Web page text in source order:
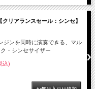
リアランスセール：シンセ】
ジンを同時に演奏できる、マル
・シンセサイザー
込)